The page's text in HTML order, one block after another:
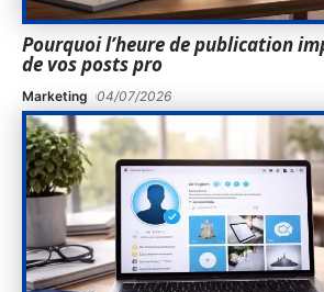
Pourquoi l’heure de publication
de vos posts pro
Marketing 04/07/2026